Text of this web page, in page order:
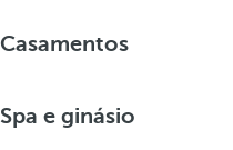
Casamentos
Spa e ginásio